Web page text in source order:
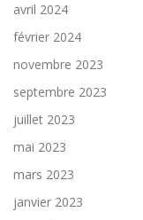
avril 2024
février 2024
novembre 2023
septembre 2023
juillet 2023
mai 2023
mars 2023
janvier 2023